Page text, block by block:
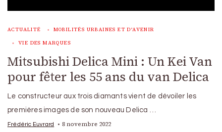
ACTUALITÉ MOBILITÉS URBAINES ET D'AVENIR
VIE DES MARQUES
Mitsubishi Delica Mini : Un Kei Van
pour fêter les 55 ans du van Delica
Le constructeur aux trois diamants vient de dévoiler les
premières images de son nouveau Delica …
Frédéric Euvrard 8 novembre 2022